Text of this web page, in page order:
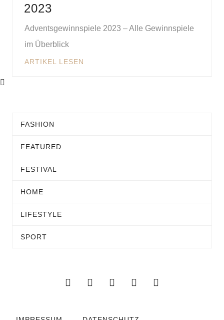
2023
Adventsgewinnspiele 2023 – Alle Gewinnspiele
im Überblick
ARTIKEL LESEN
FASHION
FEATURED
FESTIVAL
HOME
LIFESTYLE
SPORT